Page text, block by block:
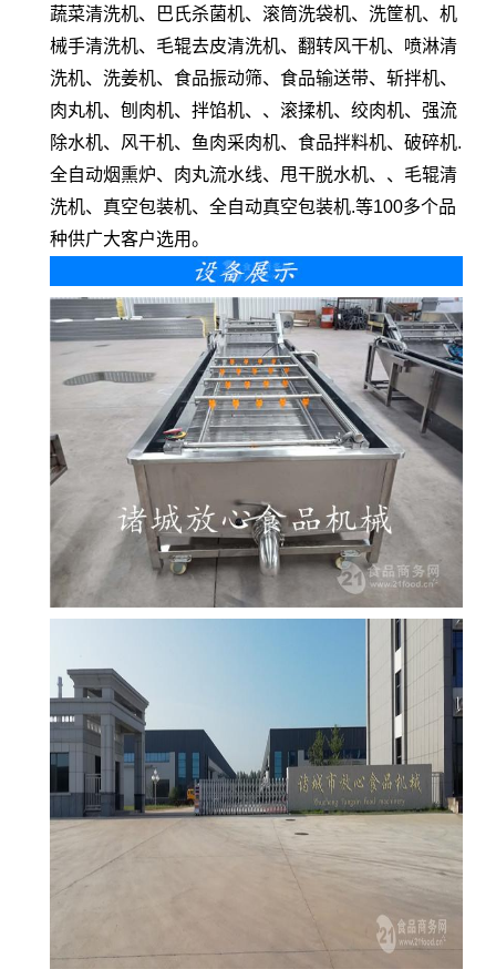
蔬菜清洗机、巴氏杀菌机、滚筒洗袋机、洗筐机、机
械手清洗机、毛辊去皮清洗机、翻转风干机、喷淋清
洗机、洗姜机、食品振动筛、食品输送带、斩拌机、
肉丸机、刨肉机、拌馅机、、滚揉机、绞肉机、强流
除水机、风干机、鱼肉采肉机、食品拌料机、破碎机.
全自动烟熏炉、肉丸流水线、甩干脱水机、、毛辊清
洗机、真空包装机、全自动真空包装机.等100多个品
种供广大客户选用。